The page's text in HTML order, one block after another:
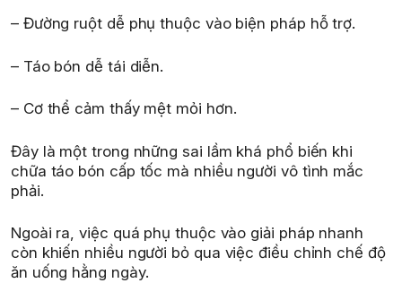
– Đường ruột dễ phụ thuộc vào biện pháp hỗ trợ.
– Táo bón dễ tái diễn.
– Cơ thể cảm thấy mệt mỏi hơn.
Đây là một trong những sai lầm khá phổ biến khi
chữa táo bón cấp tốc mà nhiều người vô tình mắc
phải.
Ngoài ra, việc quá phụ thuộc vào giải pháp nhanh
còn khiến nhiều người bỏ qua việc điều chỉnh chế độ
ăn uống hằng ngày.